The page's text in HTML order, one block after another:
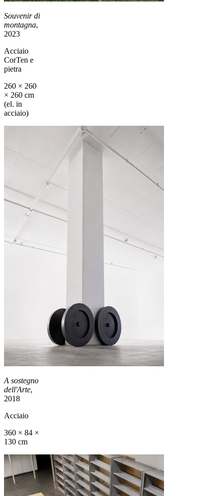
Souvenir di
montagna,
2023
Acciaio
CorTen e
pietra
260 × 260
× 260 cm
(el. in
acciaio)
A sostegno
dell'Arte,
2018
Acciaio
360 × 84 ×
130 cm